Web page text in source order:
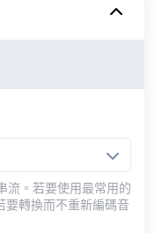
硬碟
流。若要使用最常用的
要轉換而不重新編碼音